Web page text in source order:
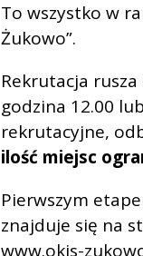
To wszystko w
Żukowo”.
Rekrutacja
godzina 12.00
rekrutacyjne,
ilość miejsc
Pierwszym
znajduje się na
www.okis-